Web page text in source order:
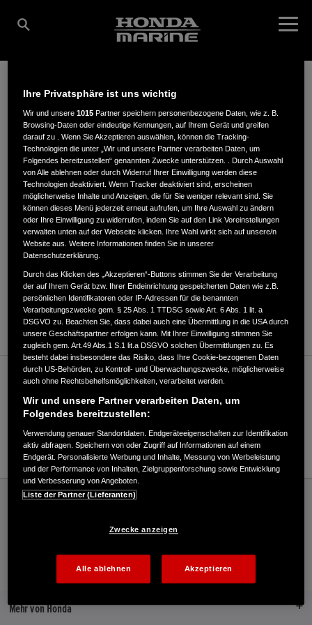
SEEBO HANDEL
GMBH
Schützenplatz 10,28790,Schwanewede
ANFAHRTSBESCHREIBUNG ANFORDERN
WEBSITE
Verkauf / Kundendienst
0421/659990
E-Mail
Honda
Marine
Mehr von Honda
Ihre Privatsphäre ist uns wichtig
Wir und unsere1015 Partner speichern personenbezogene Daten, wie z. B.
Browsing-Daten oder eindeutige Kennungen, auf Ihrem Gerät und greifen
darauf zu . Wenn Sie Akzeptieren auswählen, können die Tracking-
Technologien die unter „Wir und unsere Partner verarbeiten Daten, um
Folgendes bereitzustellen“ genannten Zwecke unterstützen. . Durch Auswahl
von Alle ablehnen oder durch Widerruf Ihrer Einwilligung werden diese
Technologien deaktiviert. Wenn Tracker deaktiviert sind, erscheinen
möglicherweise Inhalte und Anzeigen, die für Sie weniger relevant sind. Sie
können dieses Menü jederzeit erneut aufrufen, um Ihre Auswahl zu ändern
oder Ihre Einwilligung zu widerrufen, indem Sie auf den Link Voreinstellungen
verwalten unten auf der Webseite klicken. Ihre Wahl wirkt sich auf unsere/n
Website aus. Weitere Informationen finden Sie in unserer
Datenschutzerklärung.
Durch das Klicken des „Akzeptieren“-Buttons stimmen Sie der Verarbeitung
der auf Ihrem Gerät bzw. Ihrer Endeinrichtung gespeicherten Daten wie z.B.
persönlichen Identifikatoren oder IP-Adressen für die benannten
Verarbeitungszwecke gem. § 25 Abs. 1 TTDSG sowie Art. 6 Abs. 1 lit. a
DSGVO zu. Beachten Sie, dass dabei auch eine Übermittlung in die USA durch
unsere Geschäftspartner erfolgen kann. Mit Ihrer Einwilligung stimmen Sie
zugleich gem. Art.49 Abs.1 S.1 lit.a DSGVO solchen Übermittlungen zu. Es
besteht dabei insbesondere das Risiko, dass Ihre Cookie-bezogenen Daten
durch US-Behörden, zu Kontroll- und Überwachungszwecke, möglicherweise
auch ohne Rechtsbehelfsmöglichkeiten, verarbeitet werden.
Wir und unsere Partner verarbeiten Daten, um
Folgendes bereitzustellen:
Verwendung genauer Standortdaten. Endgeräteeigenschaften zur Identifikation
aktiv abfragen. Speichern von oder Zugriff auf Informationen auf einem
Endgerät. Personalisierte Werbung und Inhalte, Messung von Werbeleistung
und der Performance von Inhalten, Zielgruppenforschung sowie Entwicklung
und Verbesserung von Angeboten.
Liste der Partner (Lieferanten)
Zwecke anzeigen
Alle ablehnen Akzeptieren